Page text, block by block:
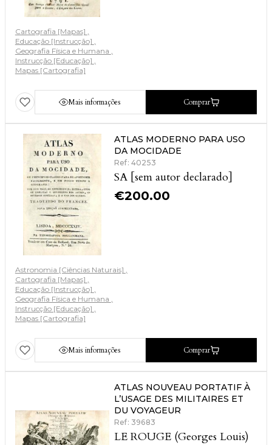
Cartografia [Mapas]
Educação [Instrucção]
Geografia Física e Humana
Instrucção [Educação]
Mapas [Cartografia]
Mais informações Comprar
ATLAS MODERNO PARA USO
DA MOCIDADE
Ref: 40253
SA [sem autor declarado]
€200.00
Astronomia [Ciências Naturais]
Cartografia [Mapas]
Educação [Instrucção]
Geografia Física e Humana
Instrucção [Educação]
Mapas [Cartografia]
Mais informações Comprar
ATLAS NOUVEAU PORTATIF À
L’USAGE DES MILITAIRES ET
DU VOYAGEUR
Ref: 39683
LE ROUGE (Georges Louis)